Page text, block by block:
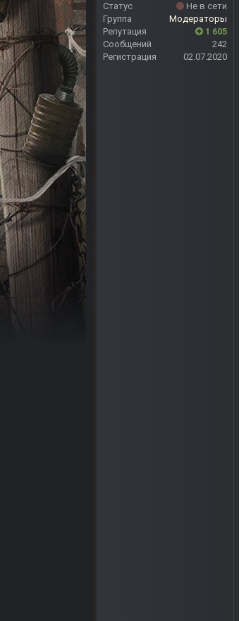
Статус
Не в сети
Группа
Модераторы
Репутация
1 605
Сообщений
242
Регистрация
02.07.2020